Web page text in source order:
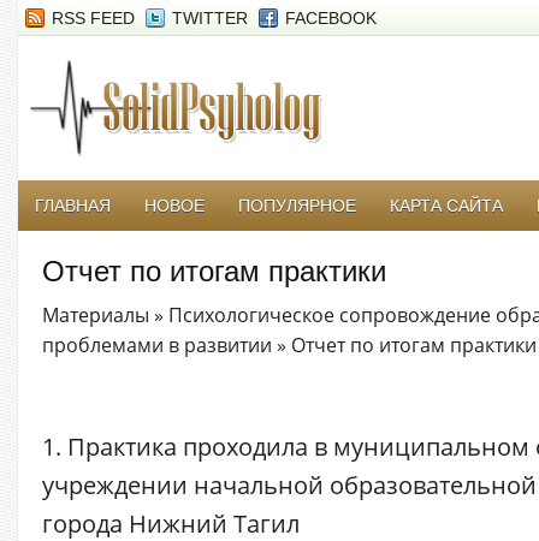
RSS FEED TWITTER FACEBOOK
ГЛАВНАЯ НОВОЕ ПОПУЛЯРНОЕ КАРТА САЙТА
Отчет по итогам практики
Материалы » Психологическое сопровождение
проблемами в развитии » Отчет по итогам практики
1. Практика проходила в муниципальном
учреждении начальной
города Нижний Тагил